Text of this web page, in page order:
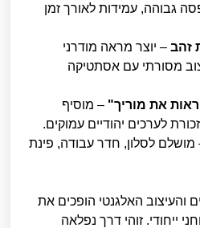
גבוהה, עמידות לאורך זמן
זהב – יוצר מראה מודרני
מסורתי עם אסתטיקה
ראות את מוריך" – מוסיף
לערכים יהודיים עמוקים.
מושלם לסלון, חדר עבודה, פינת
והעיצוב האלגנטי הופכים את
ייחודי. זוהי דרך נפלאה